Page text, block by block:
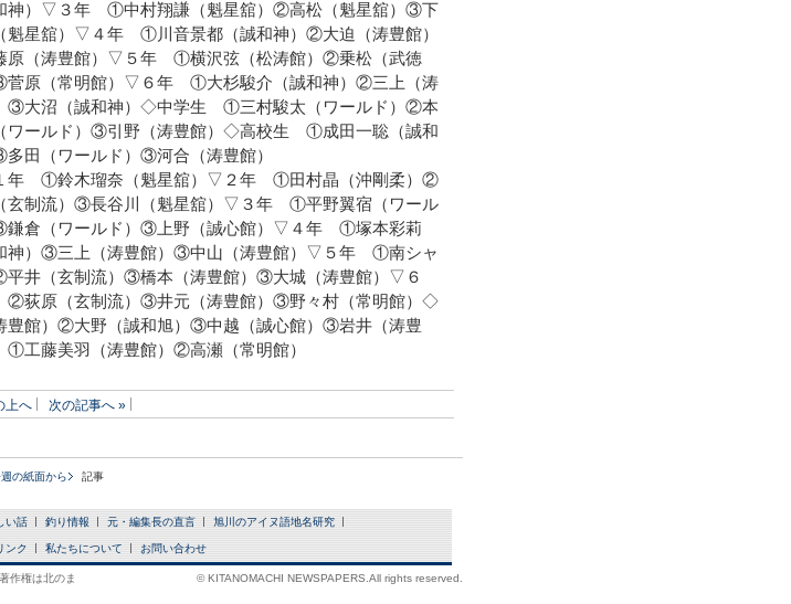
神）▽３年 ①中村翔謙（魁星舘）②高松（魁星舘）③下
魁星舘）▽４年 ①川音景都（誠和神）②大迫（涛豊館）
原（涛豊館）▽５年 ①横沢弦（松涛館）②乗松（武徳
菅原（常明館）▽６年 ①大杉駿介（誠和神）②三上（涛
③大沼（誠和神）◇中学生 ①三村駿太（ワールド）②本
ワールド）③引野（涛豊館）◇高校生 ①成田一聡（誠和
田（ワールド）③河合（涛豊館）
年 ①鈴木瑠奈（魁星舘）▽２年 ①田村晶（沖剛柔）②
玄制流）③長谷川（魁星舘）▽３年 ①平野翼宿（ワール
鎌倉（ワールド）③上野（誠心館）▽４年 ①塚本彩莉
神）③三上（涛豊館）③中山（涛豊館）▽５年 ①南シャ
平井（玄制流）③橋本（涛豊館）③大城（涛豊館）▽６
荻原（玄制流）③井元（涛豊館）③野々村（常明館）◇
館）②大野（誠和旭）③中越（誠心館）③岩井（涛豊
工藤美羽（涛豊館）②高瀬（常明館）
上へ 次の記事へ »
の紙面から 記事
い話 釣り情報 元・編集長の直言 旭川のアイヌ語地名研究
ンク 私たちについて お問い合わせ
作権は北のま
© KITANOMACHI NEWSPAPERS.All rights reserved.